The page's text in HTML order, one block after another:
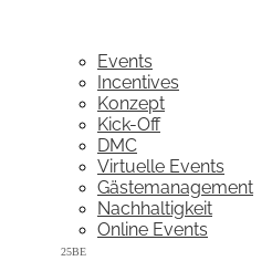
Events
Incentives
Konzept
Kick-Off
DMC
Virtuelle Events
Gästemanagement
Nachhaltigkeit
Online Events